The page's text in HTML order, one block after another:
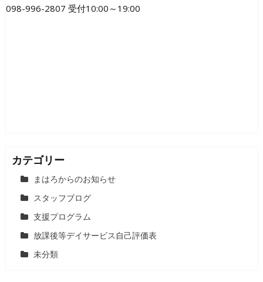
098-996-2807 受付10:00～19:00
カテゴリー
まはろからのお知らせ
スタッフブログ
支援プログラム
放課後等デイサービス自己評価表
未分類